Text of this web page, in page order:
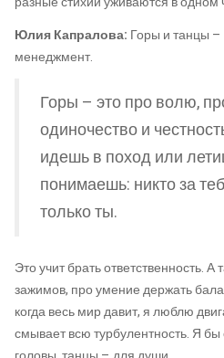
Юлия Капралова: Горы и танцы –
менеджмент.
Горы – это про волю,
одиночество и
идешь в поход или
понимаешь: никто за
только ты.
Это учит брать ответственность.
зажимов, про умение держать
когда весь мир давит, я люблю
смывает всю турбулентность. Я бы